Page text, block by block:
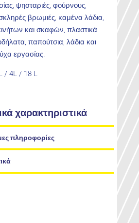
ψησταριές, φούρνους,
βρωμιές, καμένα λάδια,
και σκαφών, πλαστικά
παπούτσια, λάδια και
εργασίας.
/ 4L / 18 L
χαρακτηριστικά
πληροφορίες